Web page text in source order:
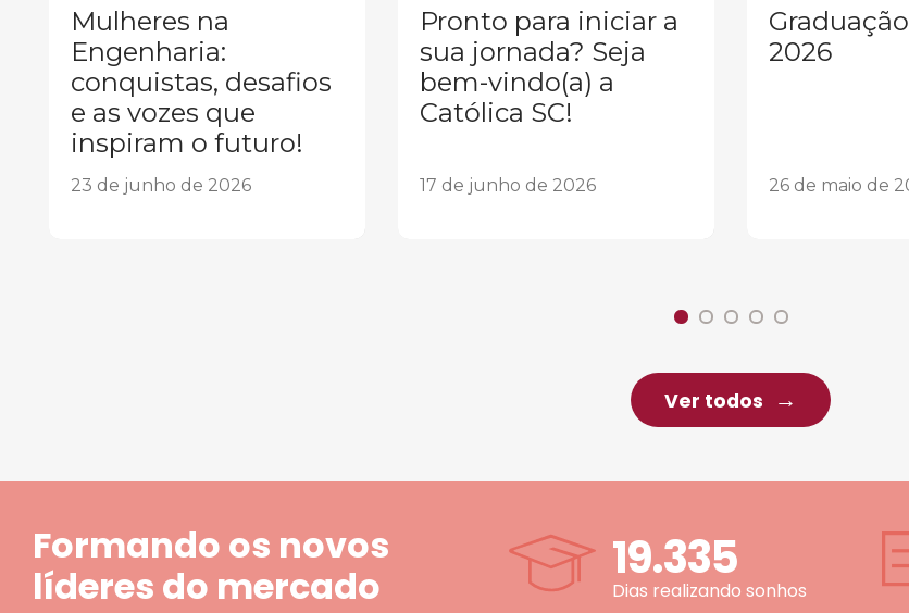
Mulheres na
Engenharia:
conquistas, desafios
e as vozes que
inspiram o futuro!
23 de junho de 2026
Pronto para iniciar a
sua jornada? Seja
bem-vindo(a) a
Católica SC!
17 de junho de 2026
2026
26 de maio de
Ver todos
Formando os novos
líderes do mercado
19.335
Dias realizando sonhos